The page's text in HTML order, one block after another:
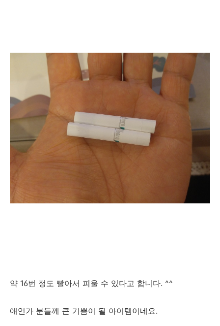
약 16번 정도 빨아서 피울 수 있다고 합니다. ^^
애연가 분들께 큰 기쁨이 될 아이템이네요.